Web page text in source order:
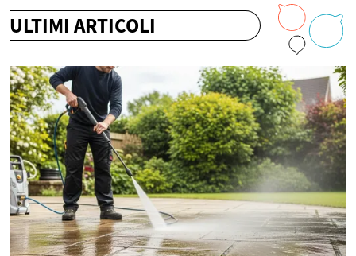
ULTIMI ARTICOLI